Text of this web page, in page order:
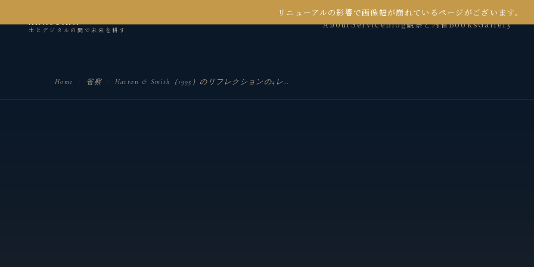
リニューアルの影響で画像幅が崩れているページがございます。
kanseian
土とデジタルの間で未来を耕す
AboutServiceBlog観察と内省BooksGallery
Home 省察 Hatton & Smith（1995）のリフレクションの4レベルとは？教育実践を深めるためのフレームワーク解説